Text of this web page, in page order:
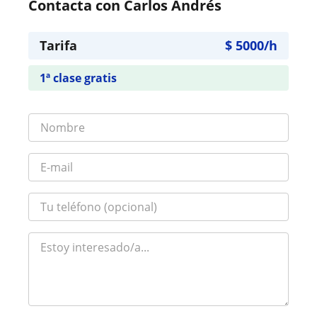
Contacta con Carlos Andrés
Tarifa $ 5000/h
1ª clase gratis